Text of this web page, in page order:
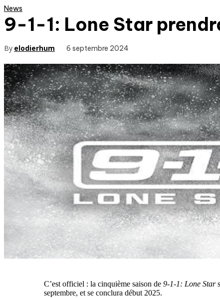
News
9-1-1: Lone Star
By elodierhum 6 septembre 2024
C’est officiel : la cinquième saison de 9-1-1: Lone Star
septembre, et se conclura début 2025.